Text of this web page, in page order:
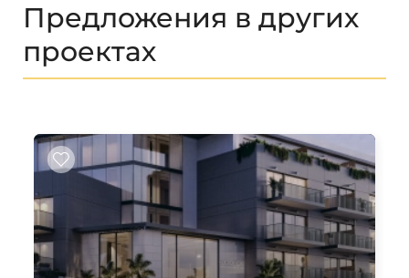
Предложения в других
проектах